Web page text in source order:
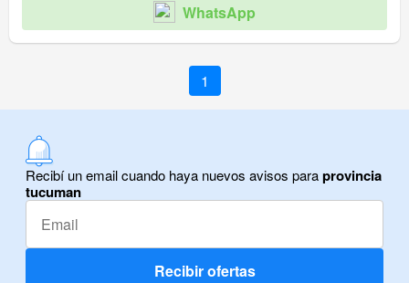
WhatsApp
1
Recibí un email cuando haya nuevos avisos paraprovincia
tucuman
Recibir ofertas